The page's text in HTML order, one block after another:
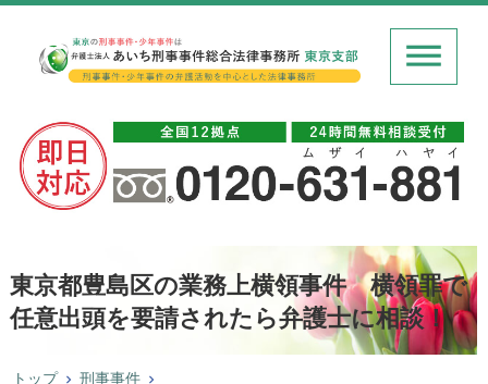
東京都豊島区の業務上横領事件 横領罪で
任意出頭を要請されたら弁護士に相談！
トップ
刑事事件